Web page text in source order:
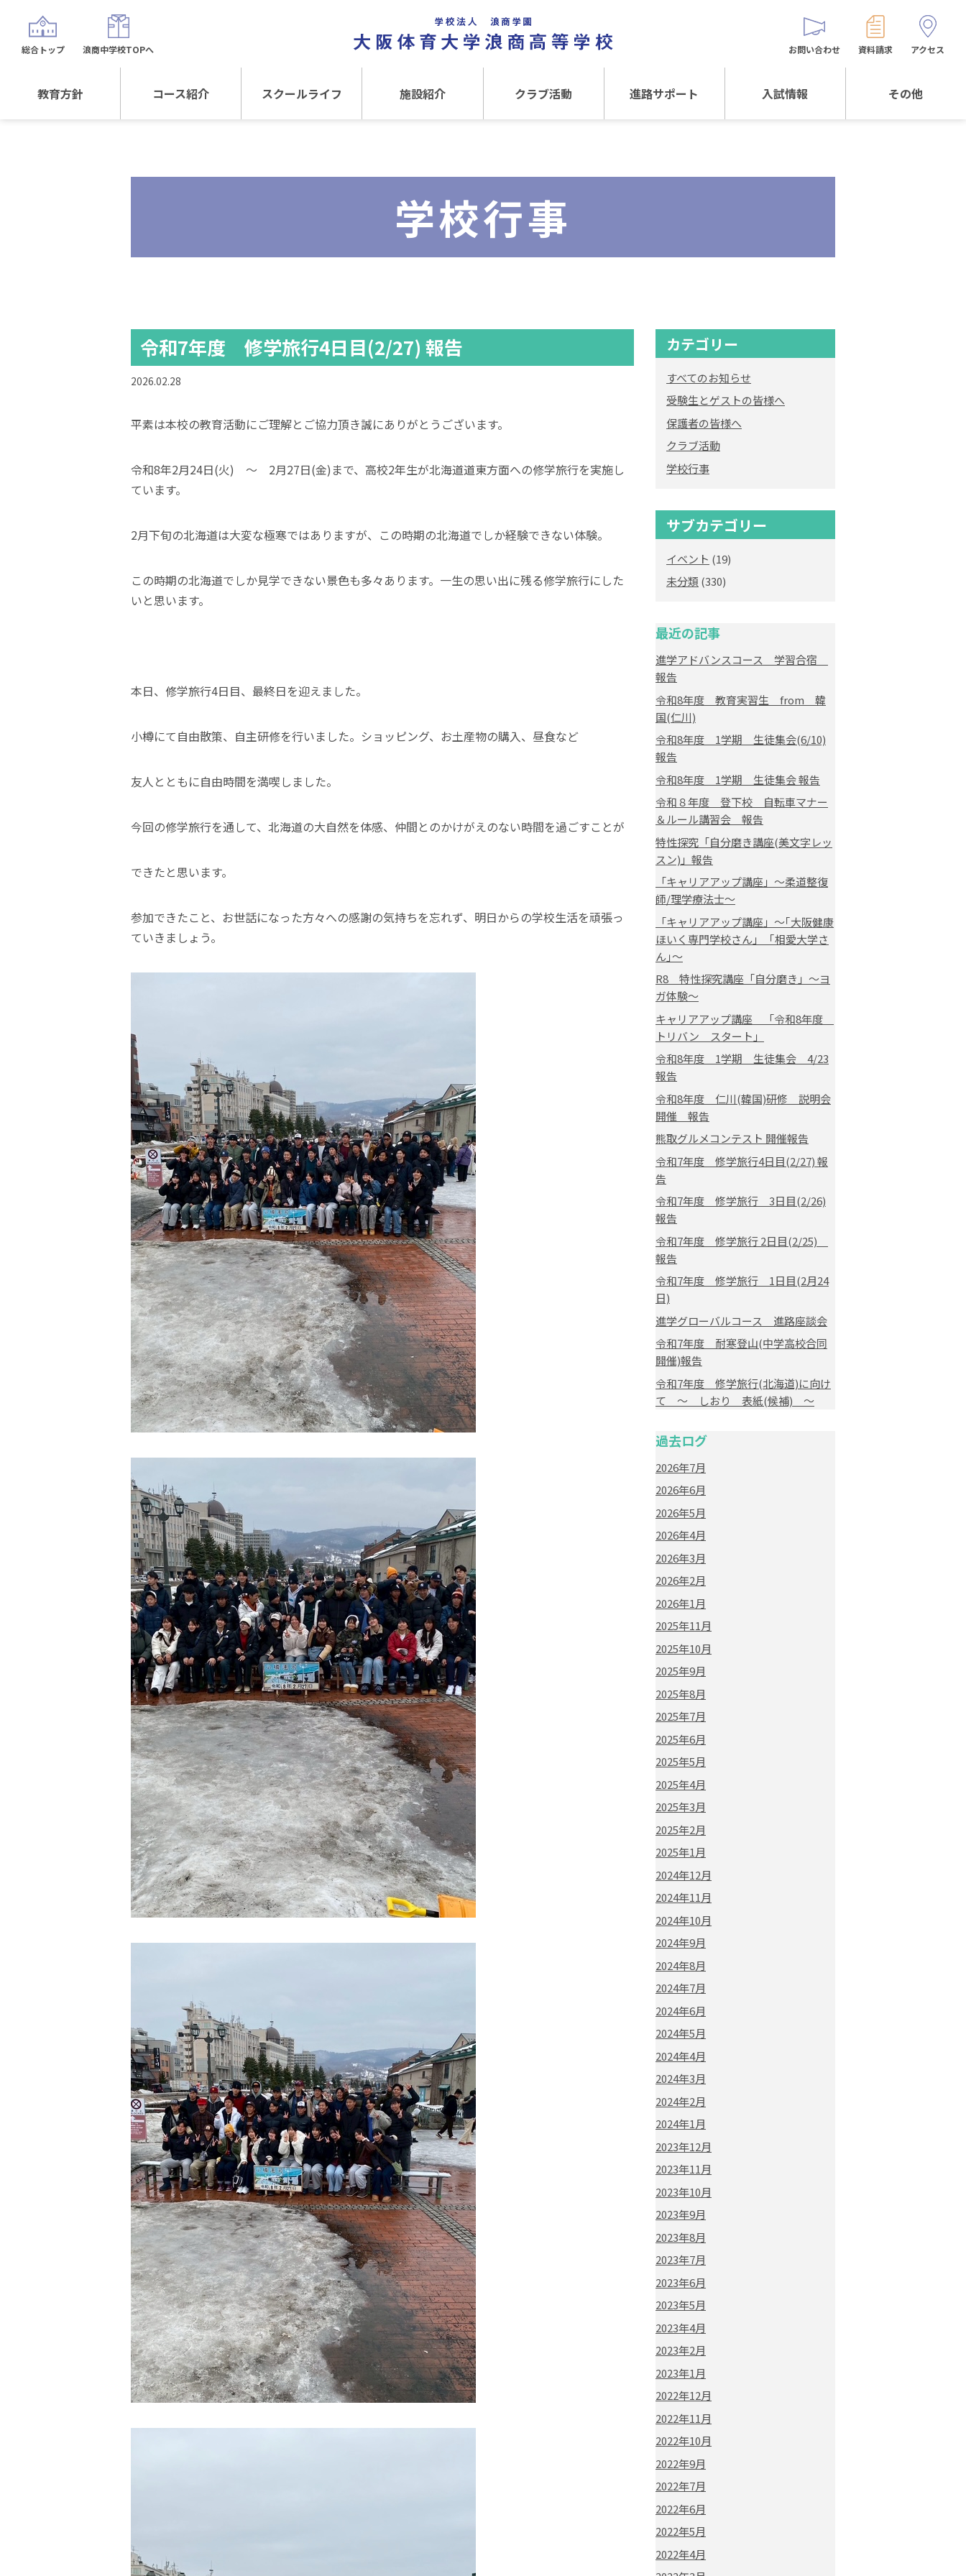
教育方針 コース紹介 スクールライフ 施設紹介 クラブ活動
文化クラブ
進路サポート 入試情報 その他
お問い合わせ 資料請求 アクセス
総合トップ 浪商中学校TOPへ
学校行事
令和7年度 修学旅行4日目(2/27) 報告
2026.02.28
平素は本校の教育活動にご理解とご協力頂き誠にありがとうございます。
令和8年2月24日(火) ～ 2月27日(金)まで、高校2年生が北海道道東方面への修学旅行を実施し
ています。
2月下旬の北海道は大変な極寒ではありますが、この時期の北海道でしか経験できない体験。
この時期の北海道でしか見学できない景色も多々あります。一生の思い出に残る修学旅行にした
いと思います。
本日、修学旅行4日目、最終日を迎えました。
小樽にて自由散策、自主研修を行いました。ショッピング、お土産物の購入、昼食など
友人とともに自由時間を満喫しました。
今回の修学旅行を通して、北海道の大自然を体感、仲間とのかけがえのない時間を過ごすことが
できたと思います。
参加できたこと、お世話になった方々への感謝の気持ちを忘れず、明日からの学校生活を頑張っ
ていきましょう。
カテゴリー
すべてのお知らせ
受験生とゲストの皆様へ
保護者の皆様へ
クラブ活動
学校行事
サブカテゴリー
イベント (19)
未分類 (330)
最近の記事
進学アドバンスコース 学習合宿
報告
令和8年度 教育実習生 from 韓
国(仁川)
令和8年度 1学期 生徒集会(6/10)
報告
令和8年度 1学期 生徒集会 報告
令和８年度 登下校 自転車マナー
＆ルール講習会 報告
特性探究「自分磨き講座(美文字レッ
スン)」報告
「キャリアアップ講座」～柔道整復
師/理学療法士～
「キャリアアップ講座」～｢大阪健康
ほいく専門学校さん｣ ｢相愛大学さ
ん｣～
R8 特性探究講座「自分磨き」～ヨ
ガ体験～
キャリアアップ講座 「令和8年度
トリバン スタート」
令和8年度 1学期 生徒集会 4/23
報告
令和8年度 仁川(韓国)研修 説明会
開催 報告
熊取グルメコンテスト 開催報告
令和7年度 修学旅行4日目(2/27) 報
告
令和7年度 修学旅行 3日目(2/26)
報告
令和7年度 修学旅行 2日目(2/25)
報告
令和7年度 修学旅行 1日目(2月24
日)
進学グローバルコース 進路座談会
令和7年度 耐寒登山(中学高校合同
開催)報告
令和7年度 修学旅行(北海道)に向け
て ～ しおり 表紙(候補) ～
過去ログ
2026年7月
2026年6月
2026年5月
2026年4月
2026年3月
2026年2月
2026年1月
2025年11月
2025年10月
2025年9月
2025年8月
2025年7月
2025年6月
2025年5月
2025年4月
2025年3月
2025年2月
2025年1月
2024年12月
2024年11月
2024年10月
2024年9月
2024年8月
2024年7月
2024年6月
2024年5月
2024年4月
2024年3月
2024年2月
2024年1月
2023年12月
2023年11月
2023年10月
2023年9月
2023年8月
2023年7月
2023年6月
2023年5月
2023年4月
2023年2月
2023年1月
2022年12月
2022年11月
2022年10月
2022年9月
2022年7月
2022年6月
2022年5月
2022年4月